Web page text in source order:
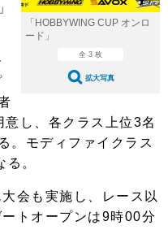
コーティング
防錆
ーメーカー「旧車」関連プロジェ
クト
プロショップ検索
コラム
「HOBBYWING CUP オンロ
ード」
全 3 枚
拡大写真
し、各クラス上位3名
。モディファイクラス
。
会も実施し、レース以
トオープンは9時00分